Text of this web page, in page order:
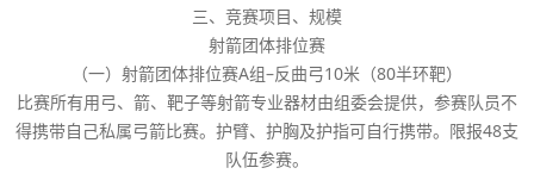
三、竞赛项目、规模
射箭团体排位赛
（一）射箭团体排位赛A组–反曲弓10米（80半环靶）
比赛所有用弓、箭、靶子等射箭专业器材由组委会提供，参赛队员不
得携带自己私属弓箭比赛。护臂、护胸及护指可自行携带。限报48支
队伍参赛。